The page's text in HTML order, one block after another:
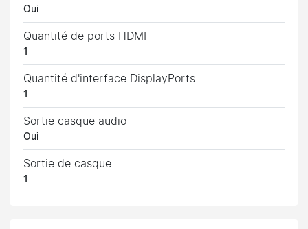
Oui
Quantité de ports HDMI
1
Quantité d'interface DisplayPorts
1
Sortie casque audio
Oui
Sortie de casque
1